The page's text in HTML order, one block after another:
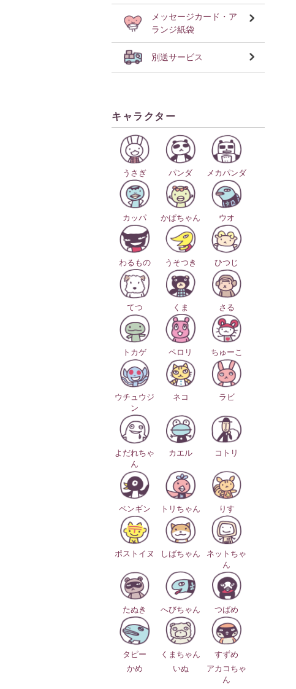
メッセージカード・ア
ランジ紙袋
別送サービス
キャラクター
うさぎ パンダ メカパンダ
カッパ かぱちゃん ウオ
わるもの うそつき ひつじ
てつ くま さる
トカゲ ペロリ ちゅーこ
ウチュウジ
ン
ネコ ラビ
よだれちゃ
ん
カエル コトリ
ペンギン トリちゃん りす
ポストイヌ しばちゃん
ネットちゃ
ん
たぬき へびちゃん つばめ
タピー くまちゃん
すずめ
かめ
いぬ
アカコちゃ
ん